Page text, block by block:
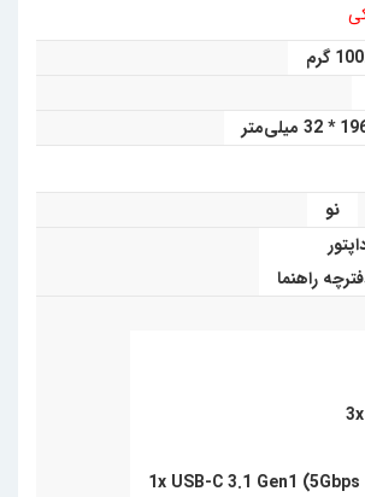
گرم
نو
راهنما
1x USB-C 3.1 Gen1